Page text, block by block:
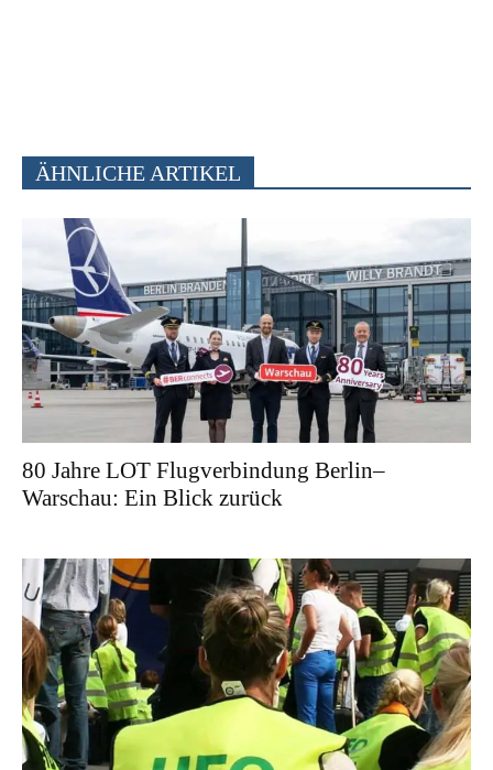
ÄHNLICHE ARTIKEL
80 Jahre LOT Flugverbindung Berlin–
Warschau: Ein Blick zurück